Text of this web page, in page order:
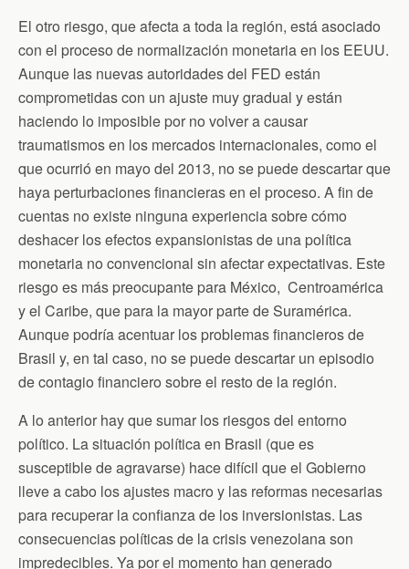
El otro riesgo, que afecta a toda la región, está asociado
con el proceso de normalización monetaria en los EEUU.
Aunque las nuevas autoridades del FED están
comprometidas con un ajuste muy gradual y están
haciendo lo imposible por no volver a causar
traumatismos en los mercados internacionales, como el
que ocurrió en mayo del 2013, no se puede descartar que
haya perturbaciones financieras en el proceso. A fin de
cuentas no existe ninguna experiencia sobre cómo
deshacer los efectos expansionistas de una política
monetaria no convencional sin afectar expectativas. Este
riesgo es más preocupante para México, Centroamérica
y el Caribe, que para la mayor parte de Suramérica.
Aunque podría acentuar los problemas financieros de
Brasil y, en tal caso, no se puede descartar un episodio
de contagio financiero sobre el resto de la región.
A lo anterior hay que sumar los riesgos del entorno
político. La situación política en Brasil (que es
susceptible de agravarse) hace difícil que el Gobierno
lleve a cabo los ajustes macro y las reformas necesarias
para recuperar la confianza de los inversionistas. Las
consecuencias políticas de la crisis venezolana son
impredecibles. Ya por el momento han generado